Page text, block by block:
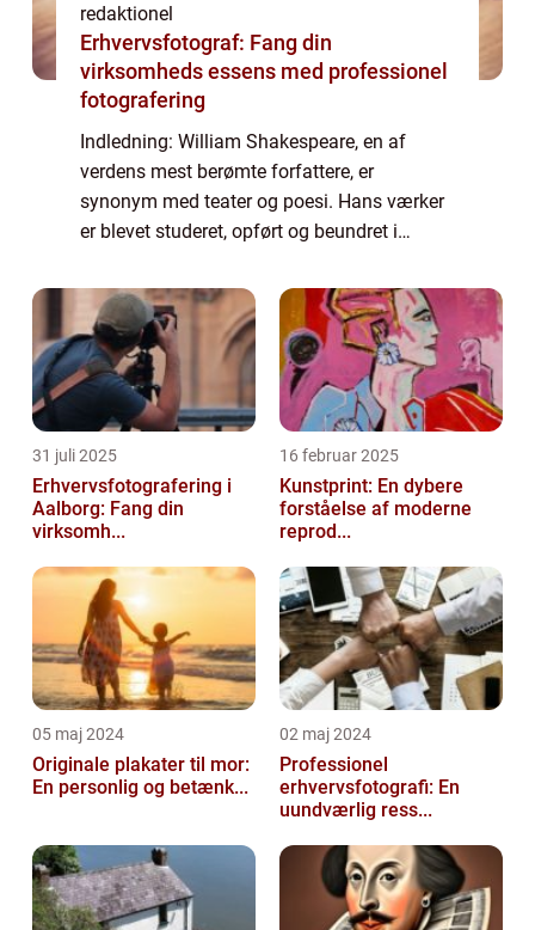
redaktionel
Erhvervsfotograf: Fang din
virksomheds essens med professionel
fotografering
Indledning: William Shakespeare, en af
verdens mest berømte forfattere, er
synonym med teater og poesi. Hans værker
er blevet studeret, opført og beundret i
med at strække sig ind i moderne tid. I
denne art...
31 juli 2025
Erhvervsfotografering i
Aalborg: Fang din
virksomh...
16 februar 2025
Kunstprint: En dybere
forståelse af moderne
reprod...
05 maj 2024
Originale plakater til mor:
En personlig og betænk...
02 maj 2024
Professionel
erhvervsfotografi: En
uundværlig ress...